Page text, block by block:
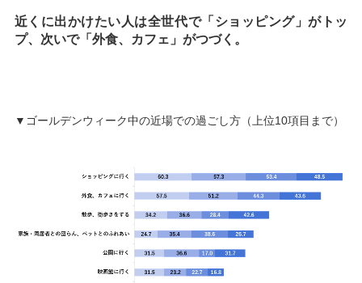
近くに出かけたい人は全世代で「ショッピング」がトッ
プ、次いで「外食、カフェ」がつづく。
▼ゴールデンウィーク中の近場での過ごし方（上位10項目まで）